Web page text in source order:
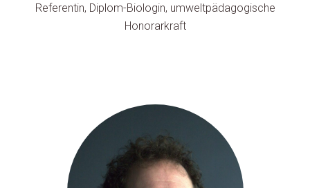
Referentin, Diplom-Biologin, umweltpädagogische
Honorarkraft